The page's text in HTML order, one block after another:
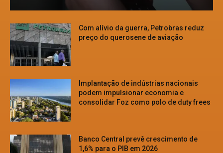
Com alívio da guerra, Petrobras reduz
preço do querosene de aviação
Implantação de indústrias nacionais
podem impulsionar economia e
consolidar Foz como polo de duty frees
Banco Central prevê crescimento de
1,6% para o PIB em 2026